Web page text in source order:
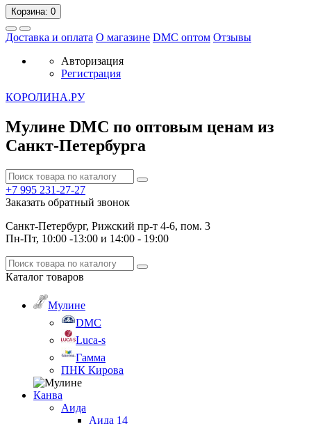
Корзина: 0
Доставка и оплата О магазине DMC оптом Отзывы
Авторизация
Регистрация
КОРОЛИНА.РУ
Мулине DMC по оптовым ценам из
Санкт-Петербурга
+7 995 231-27-27
Заказать обратный звонок
Санкт-Петербург, Рижский пр-т 4-6, пом. 3
Пн-Пт, 10:00 -13:00 и 14:00 - 19:00
Каталог товаров
Мулине
DMC
Luca-s
Гамма
ПНК Кирова
Канва
Аида
Аида 14